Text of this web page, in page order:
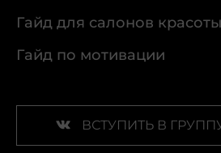
Гайд для салонов красоты
Гайд по мотивации
ВСТУПИТЬ В